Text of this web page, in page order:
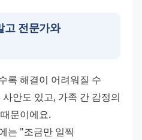
고 전문가와
록 해결이 어려워질 수
안도 있고, 가족 간 감정의
문이에요.
는 "조금만 일찍